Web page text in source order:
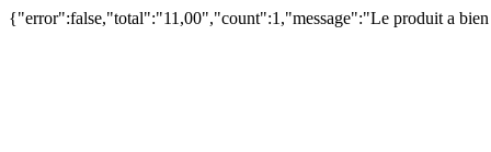
{"error":false,"total":"11,00","count":1,"message":"Le produit a